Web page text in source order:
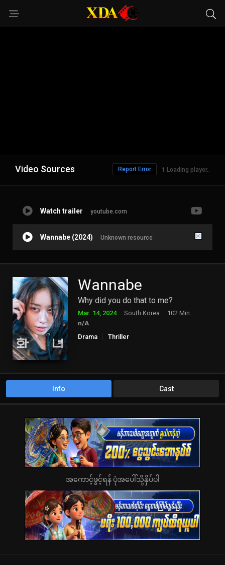
Video Sources Loading player..
Report Error
Watch trailer youtube.com
Wannabe (2024) Unknown resource
Wannabe
Why did you do that to me?
Mar. 14, 2024 South Korea
102 Min.
n/A
Drama
Thriller
Info Cast
အကောင့်ဖွင့်ရန် ပုံအပေါ်သို့နှိပ်ပါ